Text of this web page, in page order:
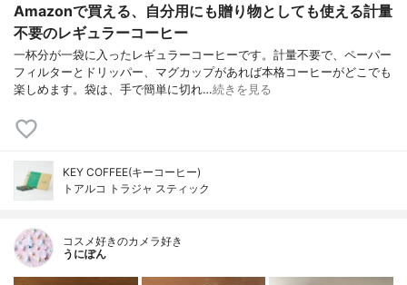
Amazonで買える、自分用にも贈り物としても使える計量
不要のレギュラーコーヒー
一杯分が一袋に入ったレギュラーコーヒーです。計量不要で、ペーパー
フィルターとドリッパー、マグカップがあれば本格コーヒーがどこでも
楽しめます。袋は、手で簡単に切れ…続きを見る
KEY COFFEE(キーコーヒー)
トアルコ トラジャ スティック
コスメ好きのカメラ好き
うにぽん